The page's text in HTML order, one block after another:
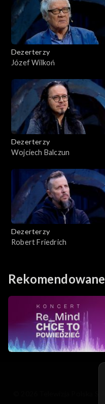
Dezerterzy
Józef Wilkoń
Dezerterzy
Wojciech Balczun
Dezerterzy
Robert Friedrich